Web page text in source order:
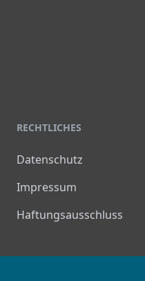
RECHTLICHES
Datenschutz
Impressum
Haftungsausschluss